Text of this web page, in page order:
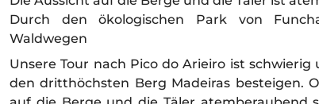
Durch den ökologischen Park von
Waldwegen
Unsere Tour nach Pico do Arieiro ist
den dritthöchsten Berg Madeiras besteigen.